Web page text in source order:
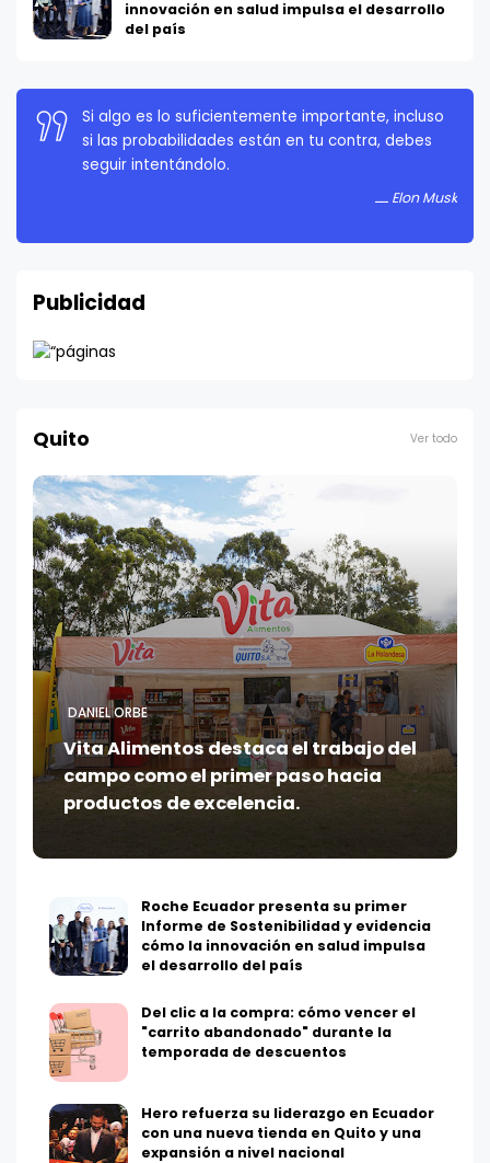
innovación en salud impulsa el desarrollo
del país
La persistencia es muy importante. No debes
rendirte a menos que estés obligado a rendirte.
Publicidad
Quito Ver todo
DANIEL ORBE
Vita Alimentos destaca el trabajo del
campo como el primer paso hacia
productos de excelencia.
Roche Ecuador presenta su primer
Informe de Sostenibilidad y evidencia
cómo la innovación en salud impulsa
el desarrollo del país
Del clic a la compra: cómo vencer el
"carrito abandonado" durante la
temporada de descuentos
Hero refuerza su liderazgo en Ecuador
con una nueva tienda en Quito y una
expansión a nivel nacional